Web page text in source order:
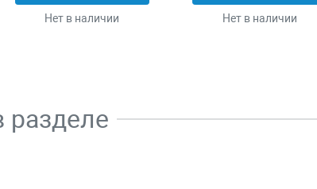
Нет в наличии Нет в наличии
разделе